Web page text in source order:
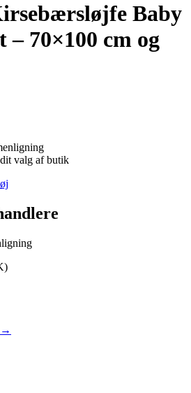
Baby
– 70×100 cm og
valg af butik
→